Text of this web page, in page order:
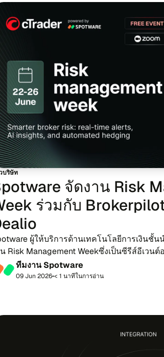
บริ​ษัท
จัด​งาน Risk
ร่วม​กับ
ผู้​ให้บริ​การ​ด้าน​เทค​โน​โลยี​การ​เงิน​ชั้
Risk Management Weekซึ่ง​เป็น​ซี​รีส์อี​เว
มิ​ถุ​นา​ยน...
ที​ม​งาน Spotware
09 Jun 2026•< 1 นา​ที​ใน​กา​รอ่าน